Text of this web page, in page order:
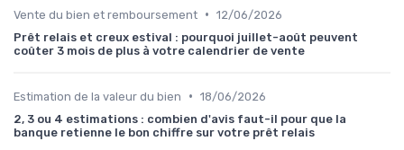
Vente du bien et remboursement • 12/06/2026
Prêt relais et creux estival : pourquoi juillet-août peuvent
coûter 3 mois de plus à votre calendrier de vente
Estimation de la valeur du bien • 18/06/2026
2, 3 ou 4 estimations : combien d'avis faut-il pour que la
banque retienne le bon chiffre sur votre prêt relais